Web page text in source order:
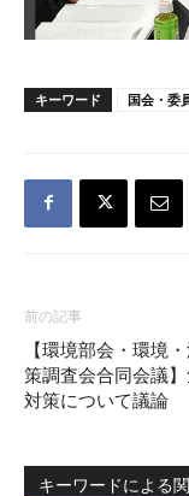
キーワード 国会・委
前の記事
【環境部会・環境
策調査会合同会議
対策について議論
キーワードによる